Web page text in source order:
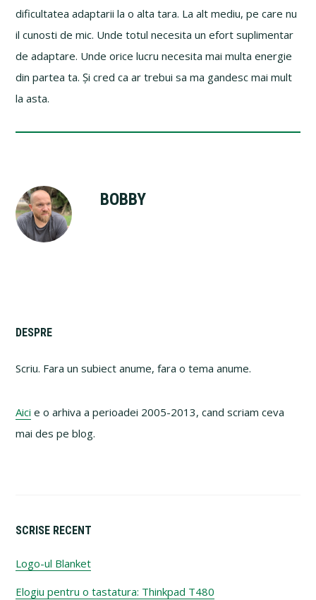
dificultatea adaptarii la o alta tara. La alt mediu, pe care nu
il cunosti de mic. Unde totul necesita un efort suplimentar
de adaptare. Unde orice lucru necesita mai multa energie
din partea ta. Și cred ca ar trebui sa ma gandesc mai mult
la asta.
BOBBY
Primary
Sidebar
DESPRE
Scriu. Fara un subiect anume, fara o tema anume.
Aici e o arhiva a perioadei 2005-2013, cand scriam ceva
mai des pe blog.
SCRISE RECENT
Logo-ul Blanket
Elogiu pentru o tastatura: Thinkpad T480